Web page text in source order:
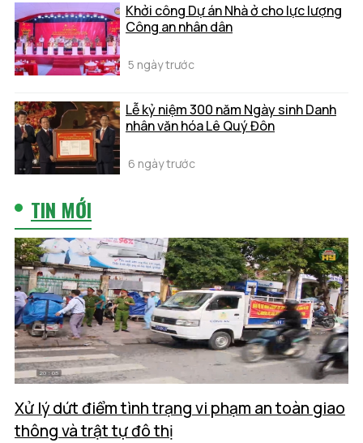
Khởi công Dự án Nhà ở cho lực lượng
Công an nhân dân
5 ngày trước
Lễ kỷ niệm 300 năm Ngày sinh Danh
nhân văn hóa Lê Quý Đôn
6 ngày trước
TIN MỚI
Xử lý dứt điểm tình trạng vi phạm an toàn giao
thông và trật tự đô thị